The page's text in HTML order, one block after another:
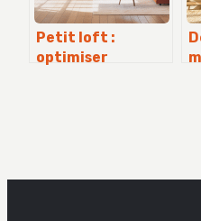
Petit loft :
optimiser